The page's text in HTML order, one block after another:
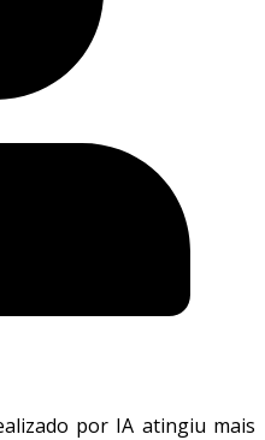
por IA atingiu mais